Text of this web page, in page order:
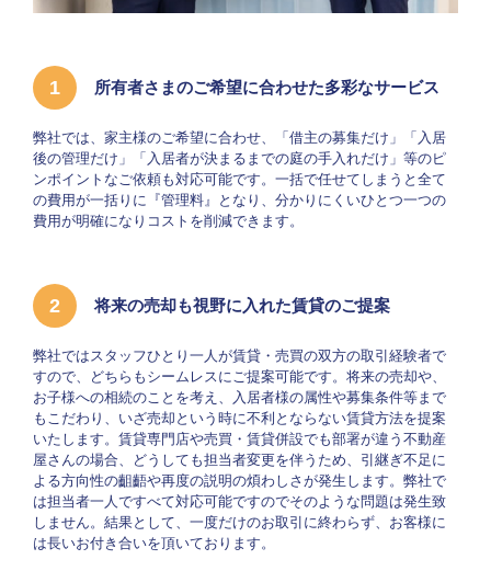
1 所有者さまのご希望に合わせた多彩なサービス
弊社では、家主様のご希望に合わせ、「借主の募集だけ」「入居
後の管理だけ」「入居者が決まるまでの庭の手入れだけ」等のピ
ンポイントなご依頼も対応可能です。一括で任せてしまうと全て
の費用が一括りに『管理料』となり、分かりにくいひとつ一つの
費用が明確になりコストを削減できます。
2 将来の売却も視野に入れた賃貸のご提案
弊社ではスタッフひとり一人が賃貸・売買の双方の取引経験者で
すので、どちらもシームレスにご提案可能です。将来の売却や、
お子様への相続のことを考え、入居者様の属性や募集条件等まで
もこだわり、いざ売却という時に不利とならない賃貸方法を提案
いたします。賃貸専門店や売買・賃貸併設でも部署が違う不動産
屋さんの場合、どうしても担当者変更を伴うため、引継ぎ不足に
よる方向性の齟齬や再度の説明の煩わしさが発生します。弊社で
は担当者一人ですべて対応可能ですのでそのような問題は発生致
しません。結果として、一度だけのお取引に終わらず、お客様に
は長いお付き合いを頂いております。